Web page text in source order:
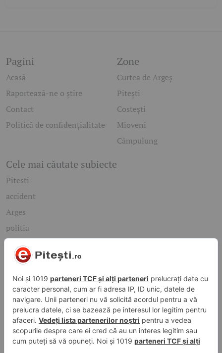
Pagini
Acasă
Raportează-ne o știre
Contact
Politică de confidențialitate
Zone
Curtea de Argeș
Pitești
Costești
Mioveni
Câmpulung
Cele mai căutate subiecte
Pitesti
accident
Arges
politia
mioveni
Caută rapid știrile care te interesează
Găsește cele mai recente știri, evenimente și subiecte de
interes din orașul tău. Introdu un cuvânt-cheie și descoperă
informațiile de care ai nevoie!